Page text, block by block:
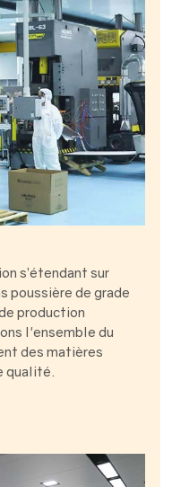
s’étendant sur
poussière de grade
production
l'ensemble du
des matières
qualité.